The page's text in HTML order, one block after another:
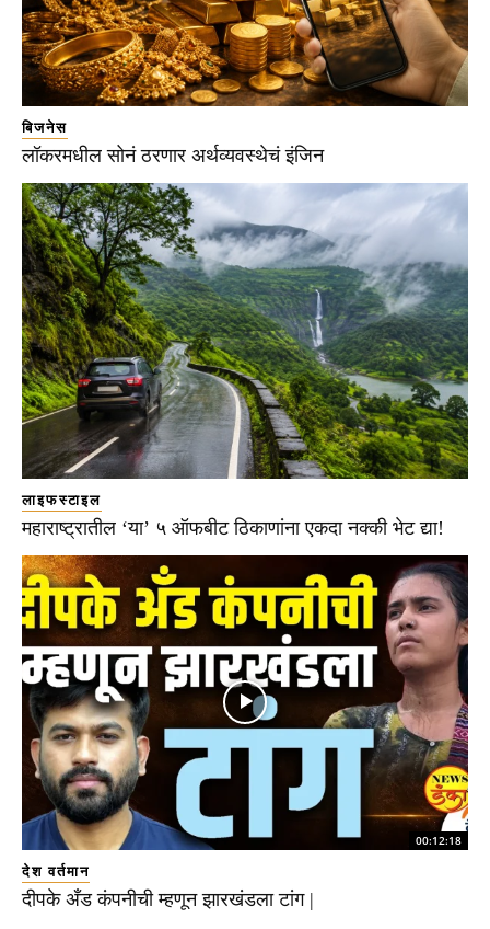
बिजनेस
लॉकरमधील सोनं ठरणार अर्थव्यवस्थेचं इंजिन
लाइफस्टाइल
महाराष्ट्रातील ‘या’ ५ ऑफबीट ठिकाणांना एकदा नक्की भेट द्या!
00:12:18
देश वर्तमान
दीपके अँड कंपनीची म्हणून झारखंडला टांग |